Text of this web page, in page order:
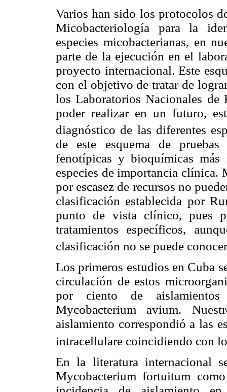
Varios han sido los protocolos
Micobacteriología para la
especies micobacterianas, en
parte de la ejecución en el
proyecto internacional. Este
con el objetivo de tratar de
los Laboratorios Nacionales de
poder realizar en un futuro,
diagnóstico de las diferentes
de este esquema de
fenotípicas y bioquímicas más
especies de importancia
por escasez de recursos no
clasificación establecida por
punto de vista clínico, pues
tratamientos específicos,
clasificación no se puede
Los primeros estudios en Cuba
circulación de estos
por ciento de
Mycobacterium avium.
aislamiento correspondió a las
intracellulare coincidiendo con
En la literatura internacional
Mycobacterium fortuitum